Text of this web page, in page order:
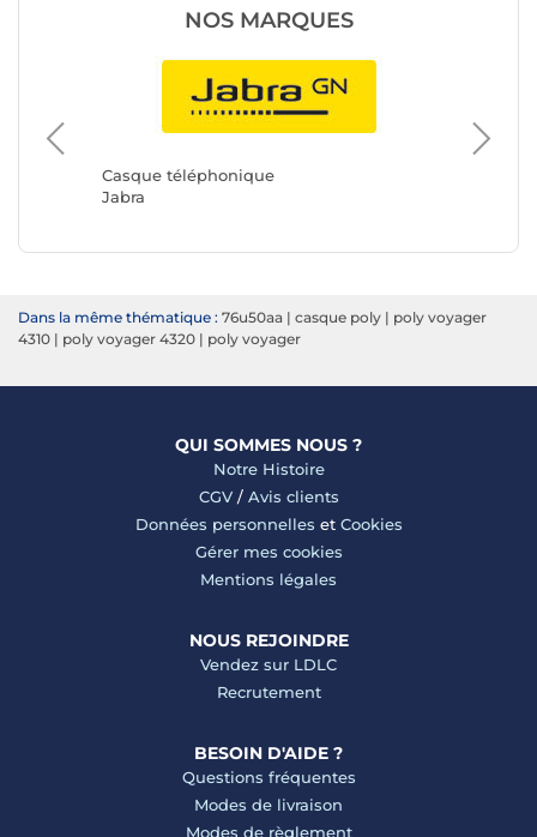
NOS MARQUES
Casque téléphonique
Jabra
Dans la même thématique : 76u50aa | casque poly | poly voyager
4310 | poly voyager 4320 | poly voyager
QUI SOMMES NOUS ?
Notre Histoire
CGV/ Avis clients
Données personnelles et Cookies
Gérer mes cookies
Mentions légales
NOUS REJOINDRE
Vendez sur LDLC
Recrutement
BESOIN D'AIDE ?
Questions fréquentes
Modes de livraison
Modes de règlement